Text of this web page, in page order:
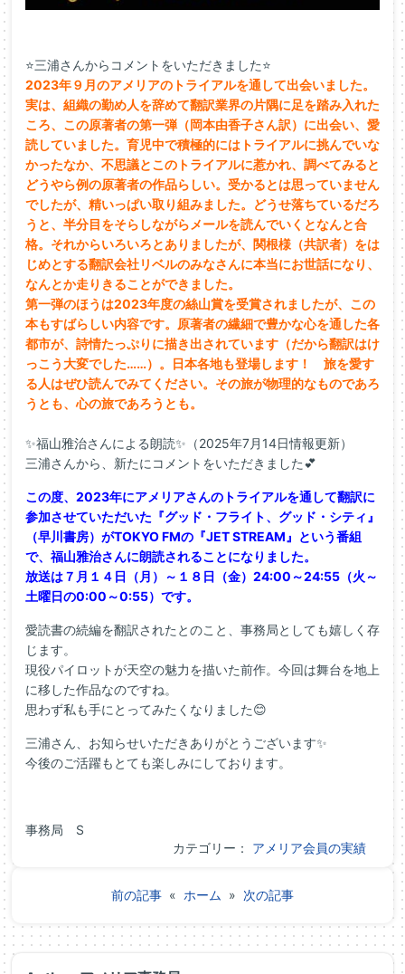
⭐三浦さんからコメントをいただきました⭐
2023年９月のアメリアのトライアルを通して出会いました。
実は、 組織の勤め人を辞めて翻訳業界の片隅に足を踏み入れた
ころ、 この原著者の第一弾（岡本由香子さん訳）に出会い、 愛
読していました。 育児中で積極的にはトライアルに挑んでいな
かったなか、 不思議とこのトライアルに惹かれ、 調べてみると
どうやら例の原著者の作品らしい。 受かるとは思っていません
でしたが、精いっぱい取り組みました。
どうせ落ちているだろ
うと、 半分目をそらしながらメールを読んでいくとなんと合
格。 それからいろいろとありましたが、関根様（共訳者） をは
じめとする翻訳会社リベルのみなさんに本当にお世話になり、
なんとか走りきることができました。
第一弾のほうは2023年度の絲山賞を受賞されましたが、 この
本もすばらしい内容です。 原著者の繊細で豊かな心を通した各
都市が、 詩情たっぷりに描き出されています（だから翻訳はけ
っこう大変でした……）。日本各地も登場します！ 旅を愛す
る人はぜひ読んでみてください。 その旅が物理的なものであろ
うとも、心の旅であろうとも。
✨福山雅治さんによる朗読✨（2025年7月14日情報更新）
三浦さんから、新たにコメントをいただきました💕
この度、2023年にアメリアさんのトライアルを通して翻訳に
参加させていただいた『グッド・フライト、グッド・シティ』
（早川書房）がTOKYO FMの『JET STREAM』という番組
で、福山雅治さんに朗読されることになりました。
放送は７月１４日（月）～１８日（金）24:00～24:55（火～
土曜日の0:00～0:55）です。
愛読書の続編を翻訳されたとのこと、事務局としても嬉しく存
じます。
現役パイロットが天空の魅力を描いた前作。今回は舞台を地上
に移した作品なのですね。
思わず私も手にとってみたくなりました😊
三浦さん、お知らせいただきありがとうございます✨
今後のご活躍もとても楽しみにしております。
事務局 S
カテゴリー： アメリア会員の実績
前の記事 « ホーム » 次の記事